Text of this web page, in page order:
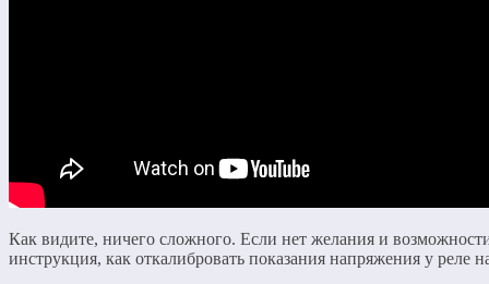
Как видите, ничего сложного. Если нет желания и
инструкция, как откалибровать показания напряжения у реле